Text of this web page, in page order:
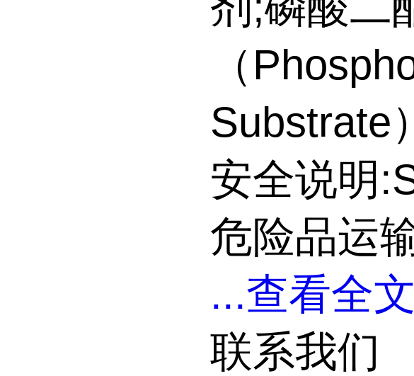
（
Substrate
安全说明
危险品运
...查看全
联系我们